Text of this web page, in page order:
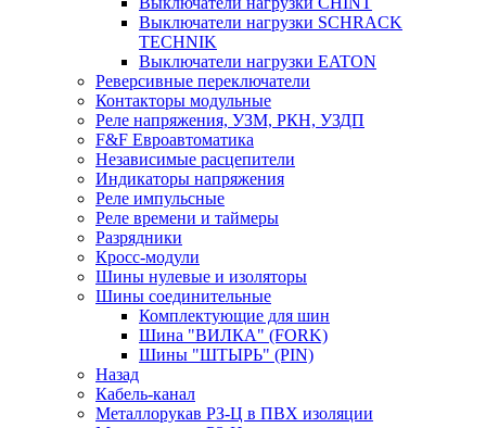
Выключатели нагрузки SCHRACK
TECHNIK
Выключатели нагрузки EATON
Реверсивные переключатели
Контакторы модульные
Реле напряжения, УЗМ, РКН, УЗДП
F&F Евроавтоматика
Независимые расцепители
Индикаторы напряжения
Реле импульсные
Реле времени и таймеры
Разрядники
Кросс-модули
Шины нулевые и изоляторы
Шины соединительные
Комплектующие для шин
Шина "ВИЛКА" (FORK)
Шины "ШТЫРЬ" (PIN)
Назад
Кабель-канал
Металлорукав РЗ-Ц в ПВХ изоляции